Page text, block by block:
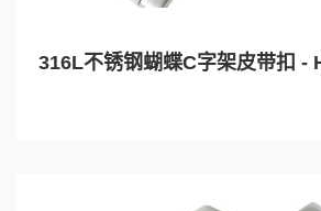
316L不锈钢蝴蝶C字架皮带扣 -